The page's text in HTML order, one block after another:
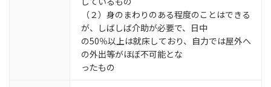
（２）身のまわりのある程度のことはできる
が、しばしば介助が必要で、日中
の50％以上は就床しており、自力では屋外へ
の外出等がほぼ不可能とな
ったもの